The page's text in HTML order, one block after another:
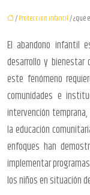
/Protección infantil/ ¿qué
El abandono infantil
desarrollo y bienestar
este fenómeno
comunidades e
intervención
la educación
enfoques han
implementar
los niños en situación